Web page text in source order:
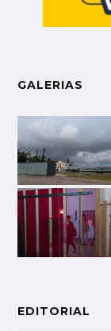
GALERIAS
EDITORIAL